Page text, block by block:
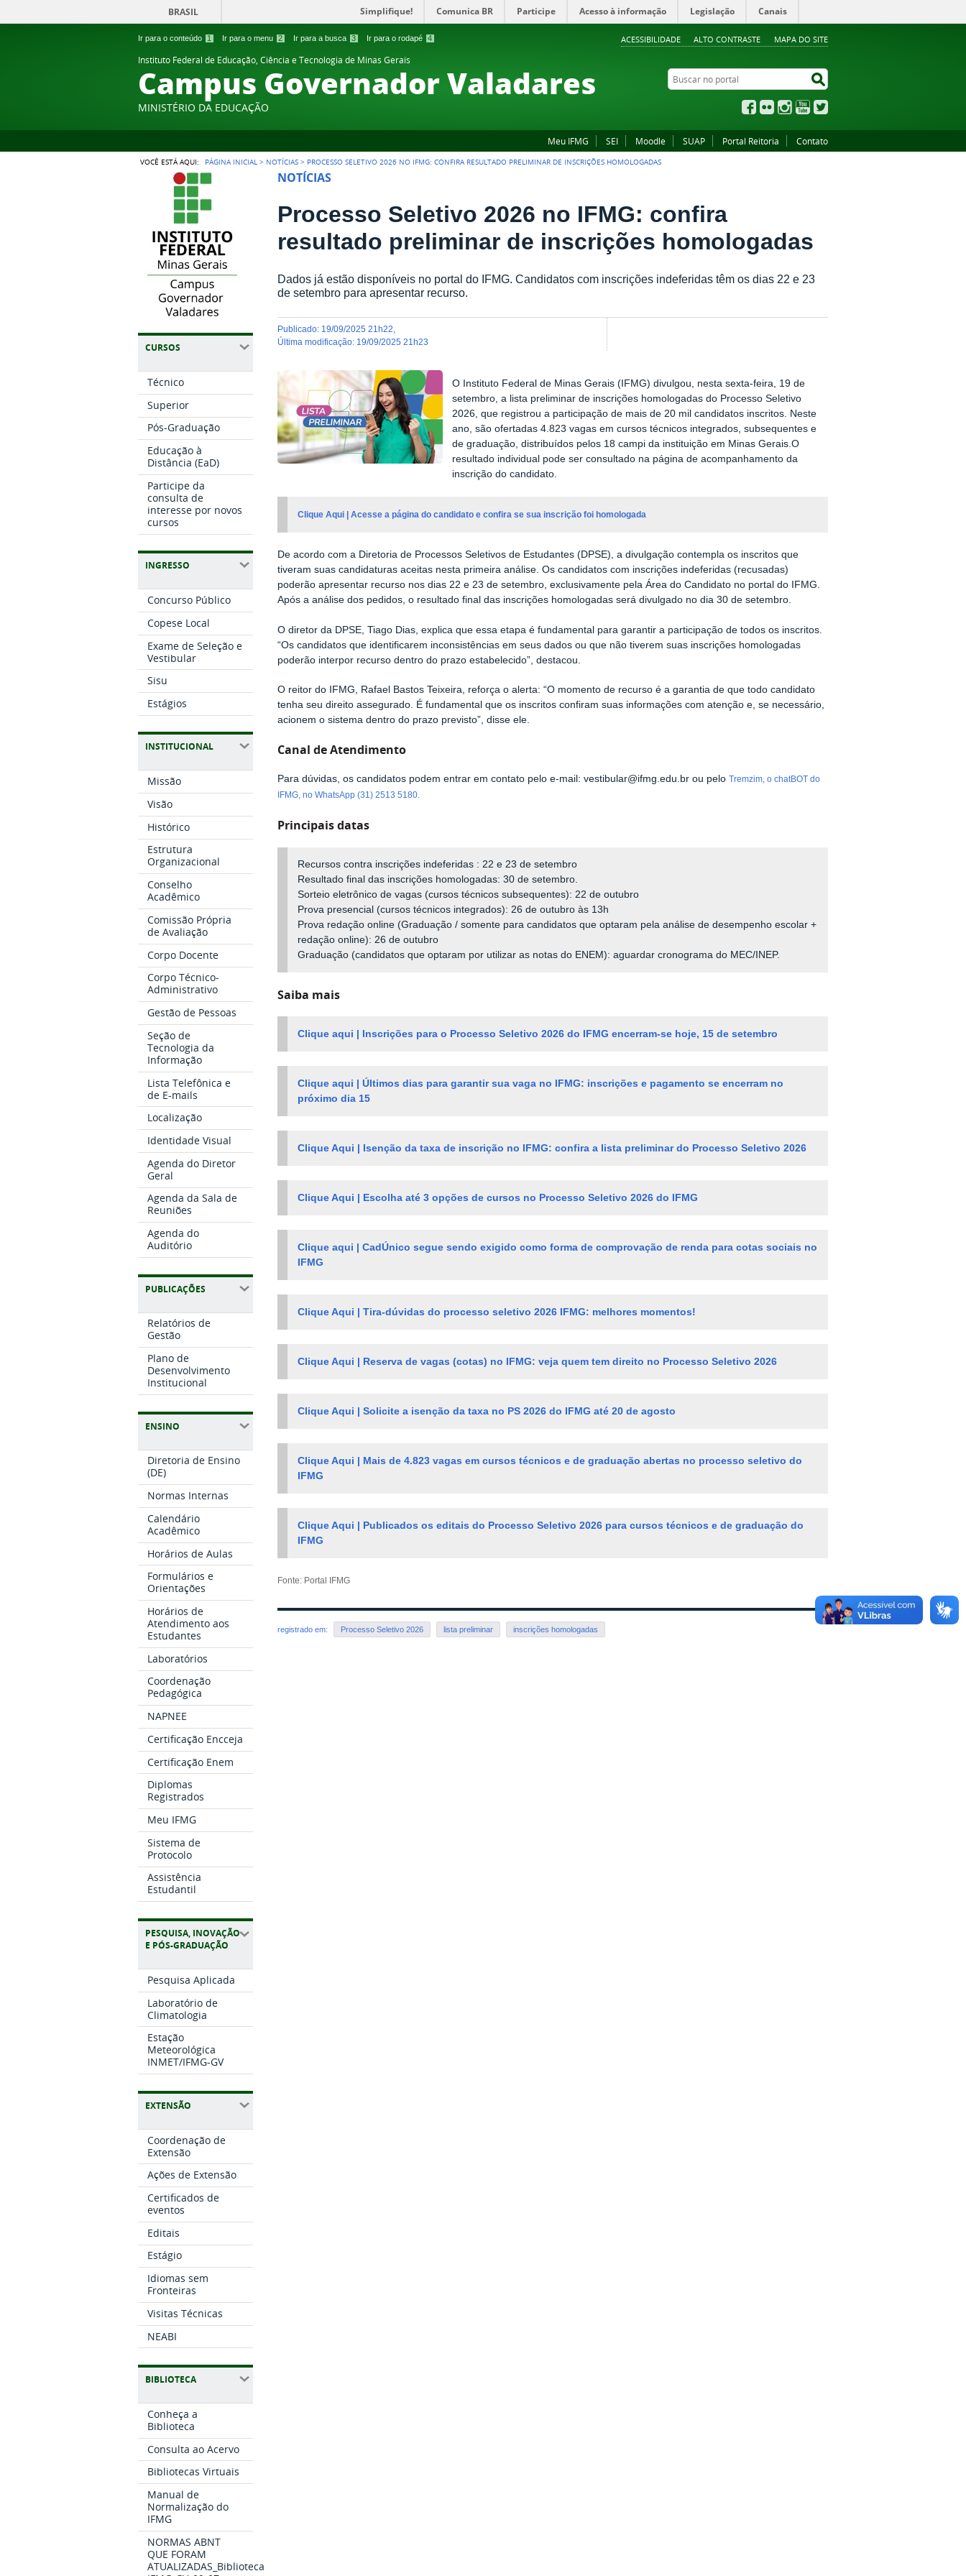
Ir para o conteúdo 1 Ir para o menu 2 Ir para a busca 3 Ir para o rodapé 4 ACESSIBILIDADE ALTO CONTRASTE MAPA DO SITE
BRASIL Simplifique! Comunica BR Participe Acesso à informação Legislação Canais
Instituto Federal de Educação, Ciência e Tecnologia de Minas Gerais
Campus Governador Valadares
MINISTÉRIO DA EDUCAÇÃO
Buscar no portal
Facebook
Flickr InstagramYouTube
Meu IFMG SEI Moodle SUAP Portal Reitoria Contato
VOCÊ ESTÁ AQUI: PÁGINA INICIAL > NOTÍCIAS > PROCESSO SELETIVO 2026 NO IFMG: CONFIRA RESULTADO PRELIMINAR DE INSCRIÇÕES HOMOLOGADAS
CURSOS
Técnico
Superior
Pós-Graduação
Educação à
Distância (EaD)
Participe da
consulta de
interesse por novos
cursos
INGRESSO
Concurso Público
Copese Local
Exame de Seleção e
Vestibular
Sisu
Estágios
INSTITUCIONAL
Missão
Visão
Histórico
Estrutura
Organizacional
Conselho
Acadêmico
Comissão Própria
de Avaliação
Corpo Docente
Corpo Técnico-
Administrativo
Gestão de Pessoas
Seção de
Tecnologia da
Informação
Lista Telefônica e
de E-mails
Localização
Identidade Visual
Agenda do Diretor
Geral
Agenda da Sala de
Reuniões
Agenda do
Auditório
PUBLICAÇÕES
Relatórios de
Gestão
Plano de
Desenvolvimento
Institucional
ENSINO
Diretoria de Ensino
(DE)
Normas Internas
Calendário
Acadêmico
Horários de Aulas
Formulários e
Orientações
Horários de
Atendimento aos
Estudantes
Laboratórios
Coordenação
Pedagógica
NAPNEE
Certificação Encceja
Certificação Enem
Diplomas
Registrados
Meu IFMG
Sistema de
Protocolo
Assistência
Estudantil
PESQUISA, INOVAÇÃO
E PÓS-GRADUAÇÃO
Pesquisa Aplicada
Laboratório de
Climatologia
Estação
Meteorológica
INMET/IFMG-GV
EXTENSÃO
Coordenação de
Extensão
Ações de Extensão
Certificados de
eventos
Editais
Estágio
Idiomas sem
Fronteiras
Visitas Técnicas
NEABI
BIBLIOTECA
Conheça a
Biblioteca
Consulta ao Acervo
Bibliotecas Virtuais
Manual de
Normalização do
IFMG
NORMAS ABNT
QUE FORAM
ATUALIZADAS_Biblioteca
NOTÍCIAS
Processo Seletivo 2026 no IFMG: confira
resultado preliminar de inscrições homologadas
Dados já estão disponíveis no portal do IFMG. Candidatos com inscrições indeferidas têm os dias 22 e 23
de setembro para apresentar recurso.
publicado: 19/09/2025 21h22
última modificação: 19/09/2025 21h23
O Instituto Federal de Minas Gerais (IFMG) divulgou, nesta sexta-feira, 19 de
setembro, a lista preliminar de inscrições homologadas do Processo Seletivo
2026, que registrou a participação de mais de 20 mil candidatos inscritos. Neste
ano, são ofertadas 4.823 vagas em cursos técnicos integrados, subsequentes e
de graduação, distribuídos pelos 18 campi da instituição em Minas Gerais.O
resultado individual pode ser consultado na página de acompanhamento da
inscrição do candidato.
Clique Aqui | Acesse a página do candidato e confira se sua inscrição foi homologada
De acordo com a Diretoria de Processos Seletivos de Estudantes (DPSE), a divulgação contempla os inscritos que
tiveram suas candidaturas aceitas nesta primeira análise. Os candidatos com inscrições indeferidas (recusadas)
poderão apresentar recurso nos dias 22 e 23 de setembro, exclusivamente pela Área do Candidato no portal do IFMG.
Após a análise dos pedidos, o resultado final das inscrições homologadas será divulgado no dia 30 de setembro.
O diretor da DPSE, Tiago Dias, explica que essa etapa é fundamental para garantir a participação de todos os inscritos.
“Os candidatos que identificarem inconsistências em seus dados ou que não tiverem suas inscrições homologadas
poderão interpor recurso dentro do prazo estabelecido”, destacou.
O reitor do IFMG, Rafael Bastos Teixeira, reforça o alerta: “O momento de recurso é a garantia de que todo candidato
tenha seu direito assegurado. É fundamental que os inscritos confiram suas informações com atenção e, se necessário,
acionem o sistema dentro do prazo previsto”, disse ele.
Canal de Atendimento
Para dúvidas, os candidatos podem entrar em contato pelo e-mail: vestibular@ifmg.edu.br ou peloTremzim, o chatBOT do
IFMG, no WhatsApp (31) 2513 5180.
Principais datas
Recursos contra inscrições indeferidas : 22 e 23 de setembro
Resultado final das inscrições homologadas: 30 de setembro.
Sorteio eletrônico de vagas (cursos técnicos subsequentes): 22 de outubro
Prova presencial (cursos técnicos integrados): 26 de outubro às 13h
Prova redação online (Graduação / somente para candidatos que optaram pela análise de desempenho escolar +
redação online): 26 de outubro
Graduação (candidatos que optaram por utilizar as notas do ENEM): aguardar cronograma do MEC/INEP.
Saiba mais
Clique aqui | Inscrições para o Processo Seletivo 2026 do IFMG encerram-se hoje, 15 de setembro
Clique aqui | Últimos dias para garantir sua vaga no IFMG: inscrições e pagamento se encerram no
próximo dia 15
Clique Aqui | Isenção da taxa de inscrição no IFMG: confira a lista preliminar do Processo Seletivo 2026
Clique Aqui | Escolha até 3 opções de cursos no Processo Seletivo 2026 do IFMG
Clique aqui | CadÚnico segue sendo exigido como forma de comprovação de renda para cotas sociais no
IFMG
Clique Aqui | Tira-dúvidas do processo seletivo 2026 IFMG: melhores momentos!
Clique Aqui | Reserva de vagas (cotas) no IFMG: veja quem tem direito no Processo Seletivo 2026
Clique Aqui | Solicite a isenção da taxa no PS 2026 do IFMG até 20 de agosto
Clique Aqui | Mais de 4.823 vagas em cursos técnicos e de graduação abertas no processo seletivo do
IFMG
Clique Aqui | Publicados os editais do Processo Seletivo 2026 para cursos técnicos e de graduação do
IFMG
Fonte: Portal IFMG
registrado em: Processo Seletivo 2026 lista preliminar inscrições homologadas